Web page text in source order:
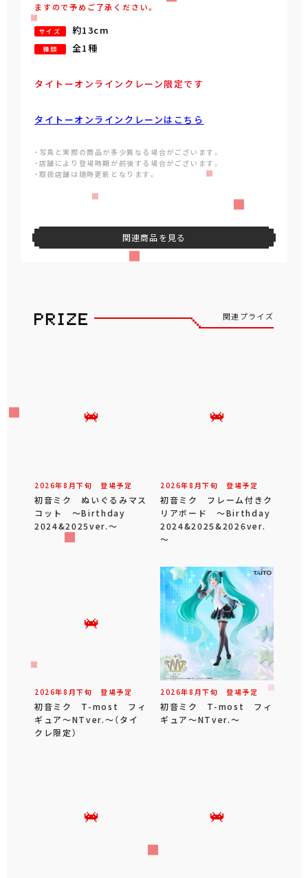
ますので予めご了承ください。
サイズ 約13cm
種類 全1種
タイトーオンラインクレーン限定です
タイトーオンラインクレーンはこちら
・写真と実際の商品が多少異なる場合がございます。
・店舗により登場時期が前後する場合がございます。
・取扱店舗は随時更新となります。
関連商品を見る
関連プライズ
2026年8 月下旬 登場予定
初音ミク ぬいぐるみマス
コット ～Birthday
2024&2025ver.～
2026年8 月下旬 登場予定
初音ミク フレーム付きク
リアボード ～Birthday
2024&2025&2026ver.
～
2026年8 月下旬 登場予定
初音ミク T-most フィ
ギュア～NTver.～（タイ
クレ限定）
2026年8 月下旬 登場予定
初音ミク T-most フィ
ギュア～NTver.～